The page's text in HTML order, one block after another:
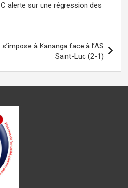
a
m
er
alerte sur une régression des
à Kananga face à l’AS
Saint-Luc (2-1)